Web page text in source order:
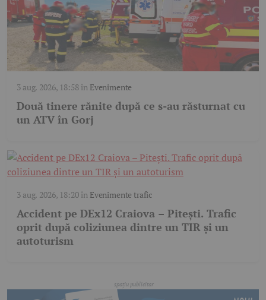
3 aug. 2026, 18:58în Evenimente
Două tinere rănite după ce s-au răsturnat cu
un ATV în Gorj
3 aug. 2026, 18:20în Evenimente trafic
Accident pe DEx12 Craiova – Pitești. Trafic
oprit după coliziunea dintre un TIR și un
autoturism